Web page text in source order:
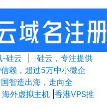
-硅云
硅云，专注提供
赖，超过5万中小微企
智造出海，走向全
海外虚拟主机 香港VPS推